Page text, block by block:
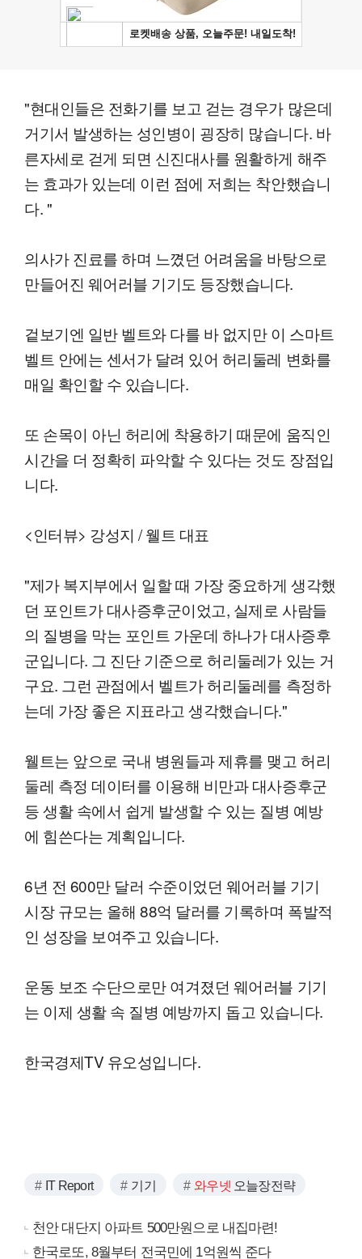
"현대인들은 전화기를 보고 걷는 경우가 많은데
거기서 발생하는 성인병이 굉장히 많습니다. 바
른자세로 걷게 되면 신진대사를 원활하게 해주
는 효과가 있는데 이런 점에 저희는 착안했습니
다. "
의사가 진료를 하며 느꼈던 어려움을 바탕으로
만들어진 웨어러블 기기도 등장했습니다.
겉보기엔 일반 벨트와 다를 바 없지만 이 스마트
벨트 안에는 센서가 달려 있어 허리둘레 변화를
매일 확인할 수 있습니다.
또 손목이 아닌 허리에 착용하기 때문에 움직인
시간을 더 정확히 파악할 수 있다는 것도 장점입
니다.
<인터뷰> 강성지 / 웰트 대표
"제가 복지부에서 일할 때 가장 중요하게 생각했
던 포인트가 대사증후군이었고, 실제로 사람들
의 질병을 막는 포인트 가운데 하나가 대사증후
군입니다. 그 진단 기준으로 허리둘레가 있는 거
구요. 그런 관점에서 벨트가 허리둘레를 측정하
는데 가장 좋은 지표라고 생각했습니다."
웰트는 앞으로 국내 병원들과 제휴를 맺고 허리
둘레 측정 데이터를 이용해 비만과 대사증후군
등 생활 속에서 쉽게 발생할 수 있는 질병 예방
에 힘쓴다는 계획입니다.
6년 전 600만 달러 수준이었던 웨어러블 기기
시장 규모는 올해 88억 달러를 기록하며 폭발적
인 성장을 보여주고 있습니다.
운동 보조 수단으로만 여겨졌던 웨어러블 기기
는 이제 생활 속 질병 예방까지 돕고 있습니다.
한국경제TV 유오성입니다.
IT Report 기기 와우넷 오늘장전략
천안 대단지 아파트 500만원으로 내집마련!
한국로또, 8월부터 전국민에 1억원씩 준다